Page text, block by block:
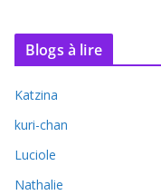
Blogs à lire
Katzina
kuri-chan
Luciole
Nathalie